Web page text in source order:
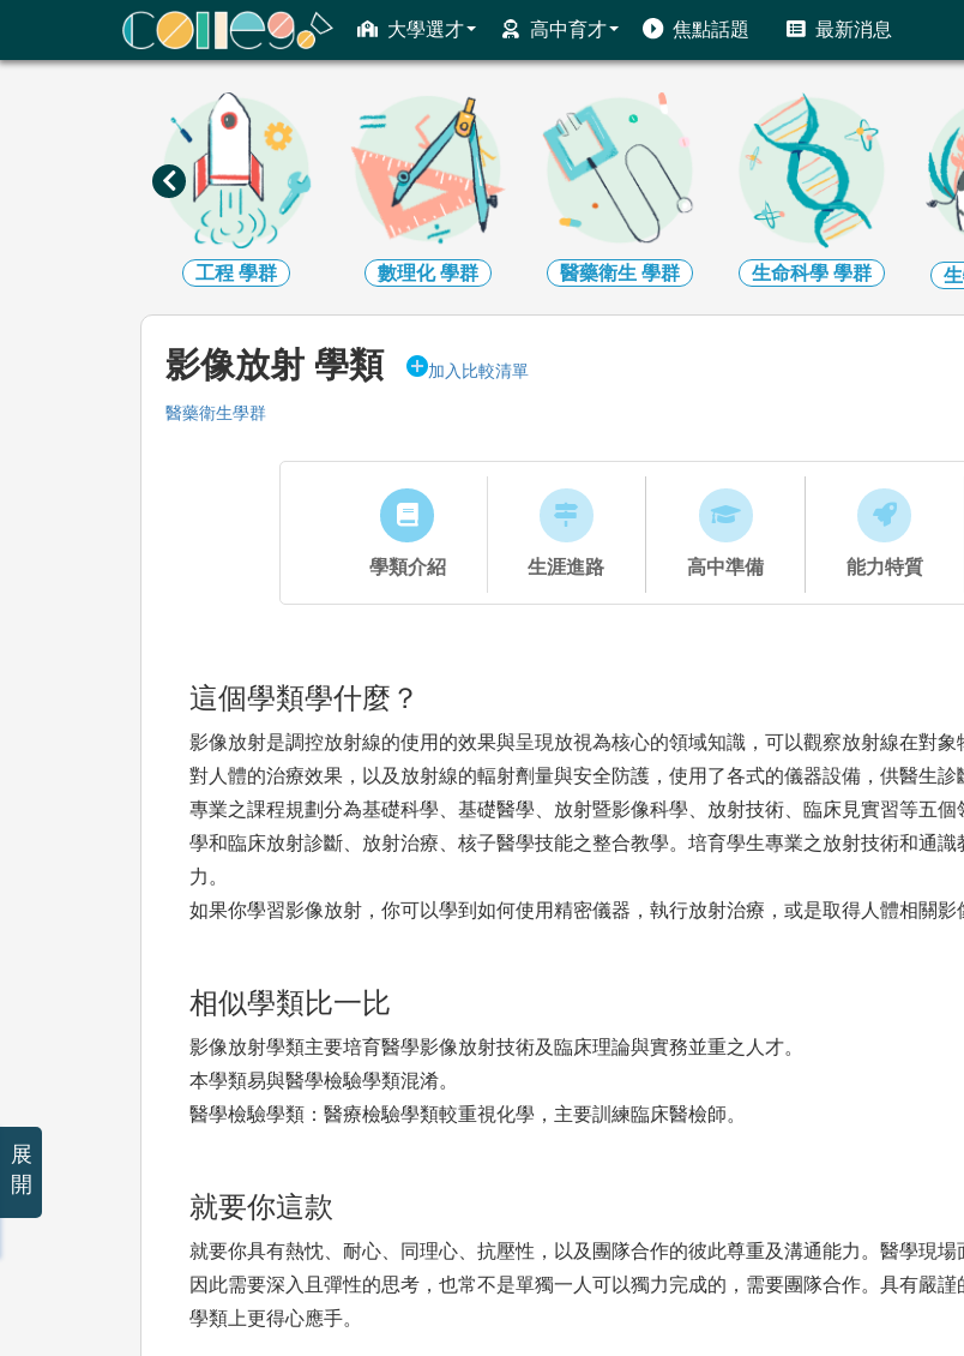
大學選才 高中育才 焦點話題 最新消息
ColleGo! 大學選才與高中育才輔助系統
工程 學群 數理化學群 醫藥衛生 學群 生命科學 學群
影像放射 學類 加入比較清單
醫藥衛生學群
學類介紹 生涯進路 高中準備 能力特質
這個學類學什麼？
影像放射是調控放射線的使用的效果與呈現放視為核心的領域知識，可以觀察放射線在對
對人體的治療效果，以及放射線的輻射劑量與安全防護，使用了各式的儀器設備，供醫生診
專業之課程規劃分為基礎科學、基礎醫學、放射暨影像科學、放射技術、臨床見實習等五
學和臨床放射診斷、放射治療、核子醫學技能之整合教學。培育學生專業之放射技術和通
力。
如果你學習影像放射，你可以學到如何使用精密儀器，執行放射治療，或是取得人體相關影
相似學類比一比
影像放射學類主要培育醫學影像放射技術及臨床理論與實務並重之人才。
本學類易與醫學檢驗學類混淆。
醫學檢驗學類：醫療檢驗學類較重視化學，主要訓練臨床醫檢師。
就要你這款
就要你具有熱忱、耐心、同理心、抗壓性，以及團隊合作的彼此尊重及溝通能力。醫學現
因此需要深入且彈性的思考，也常不是單獨一人可以獨力完成的，需要團隊合作。具有嚴
學類上更得心應手。
展
開